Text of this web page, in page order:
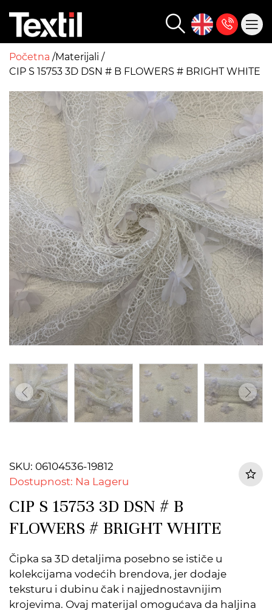
Početna Materijali
CIP S 15753 3D DSN # B FLOWERS # BRIGHT WHITE
SKU: 06104536-19812
Dostupnost: Na Lageru
CIP S 15753 3D DSN # B
FLOWERS # BRIGHT WHITE
Čipka sa 3D detaljima posebno se ističe u
kolekcijama vodećih brendova, jer dodaje
teksturu i dubinu čak i najjednostavnijim
krojevima. Ovaj materijal omogućava da haljina